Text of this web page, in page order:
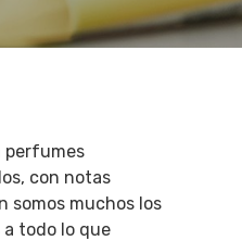
perfumes
con notas
somos muchos los
todo lo que